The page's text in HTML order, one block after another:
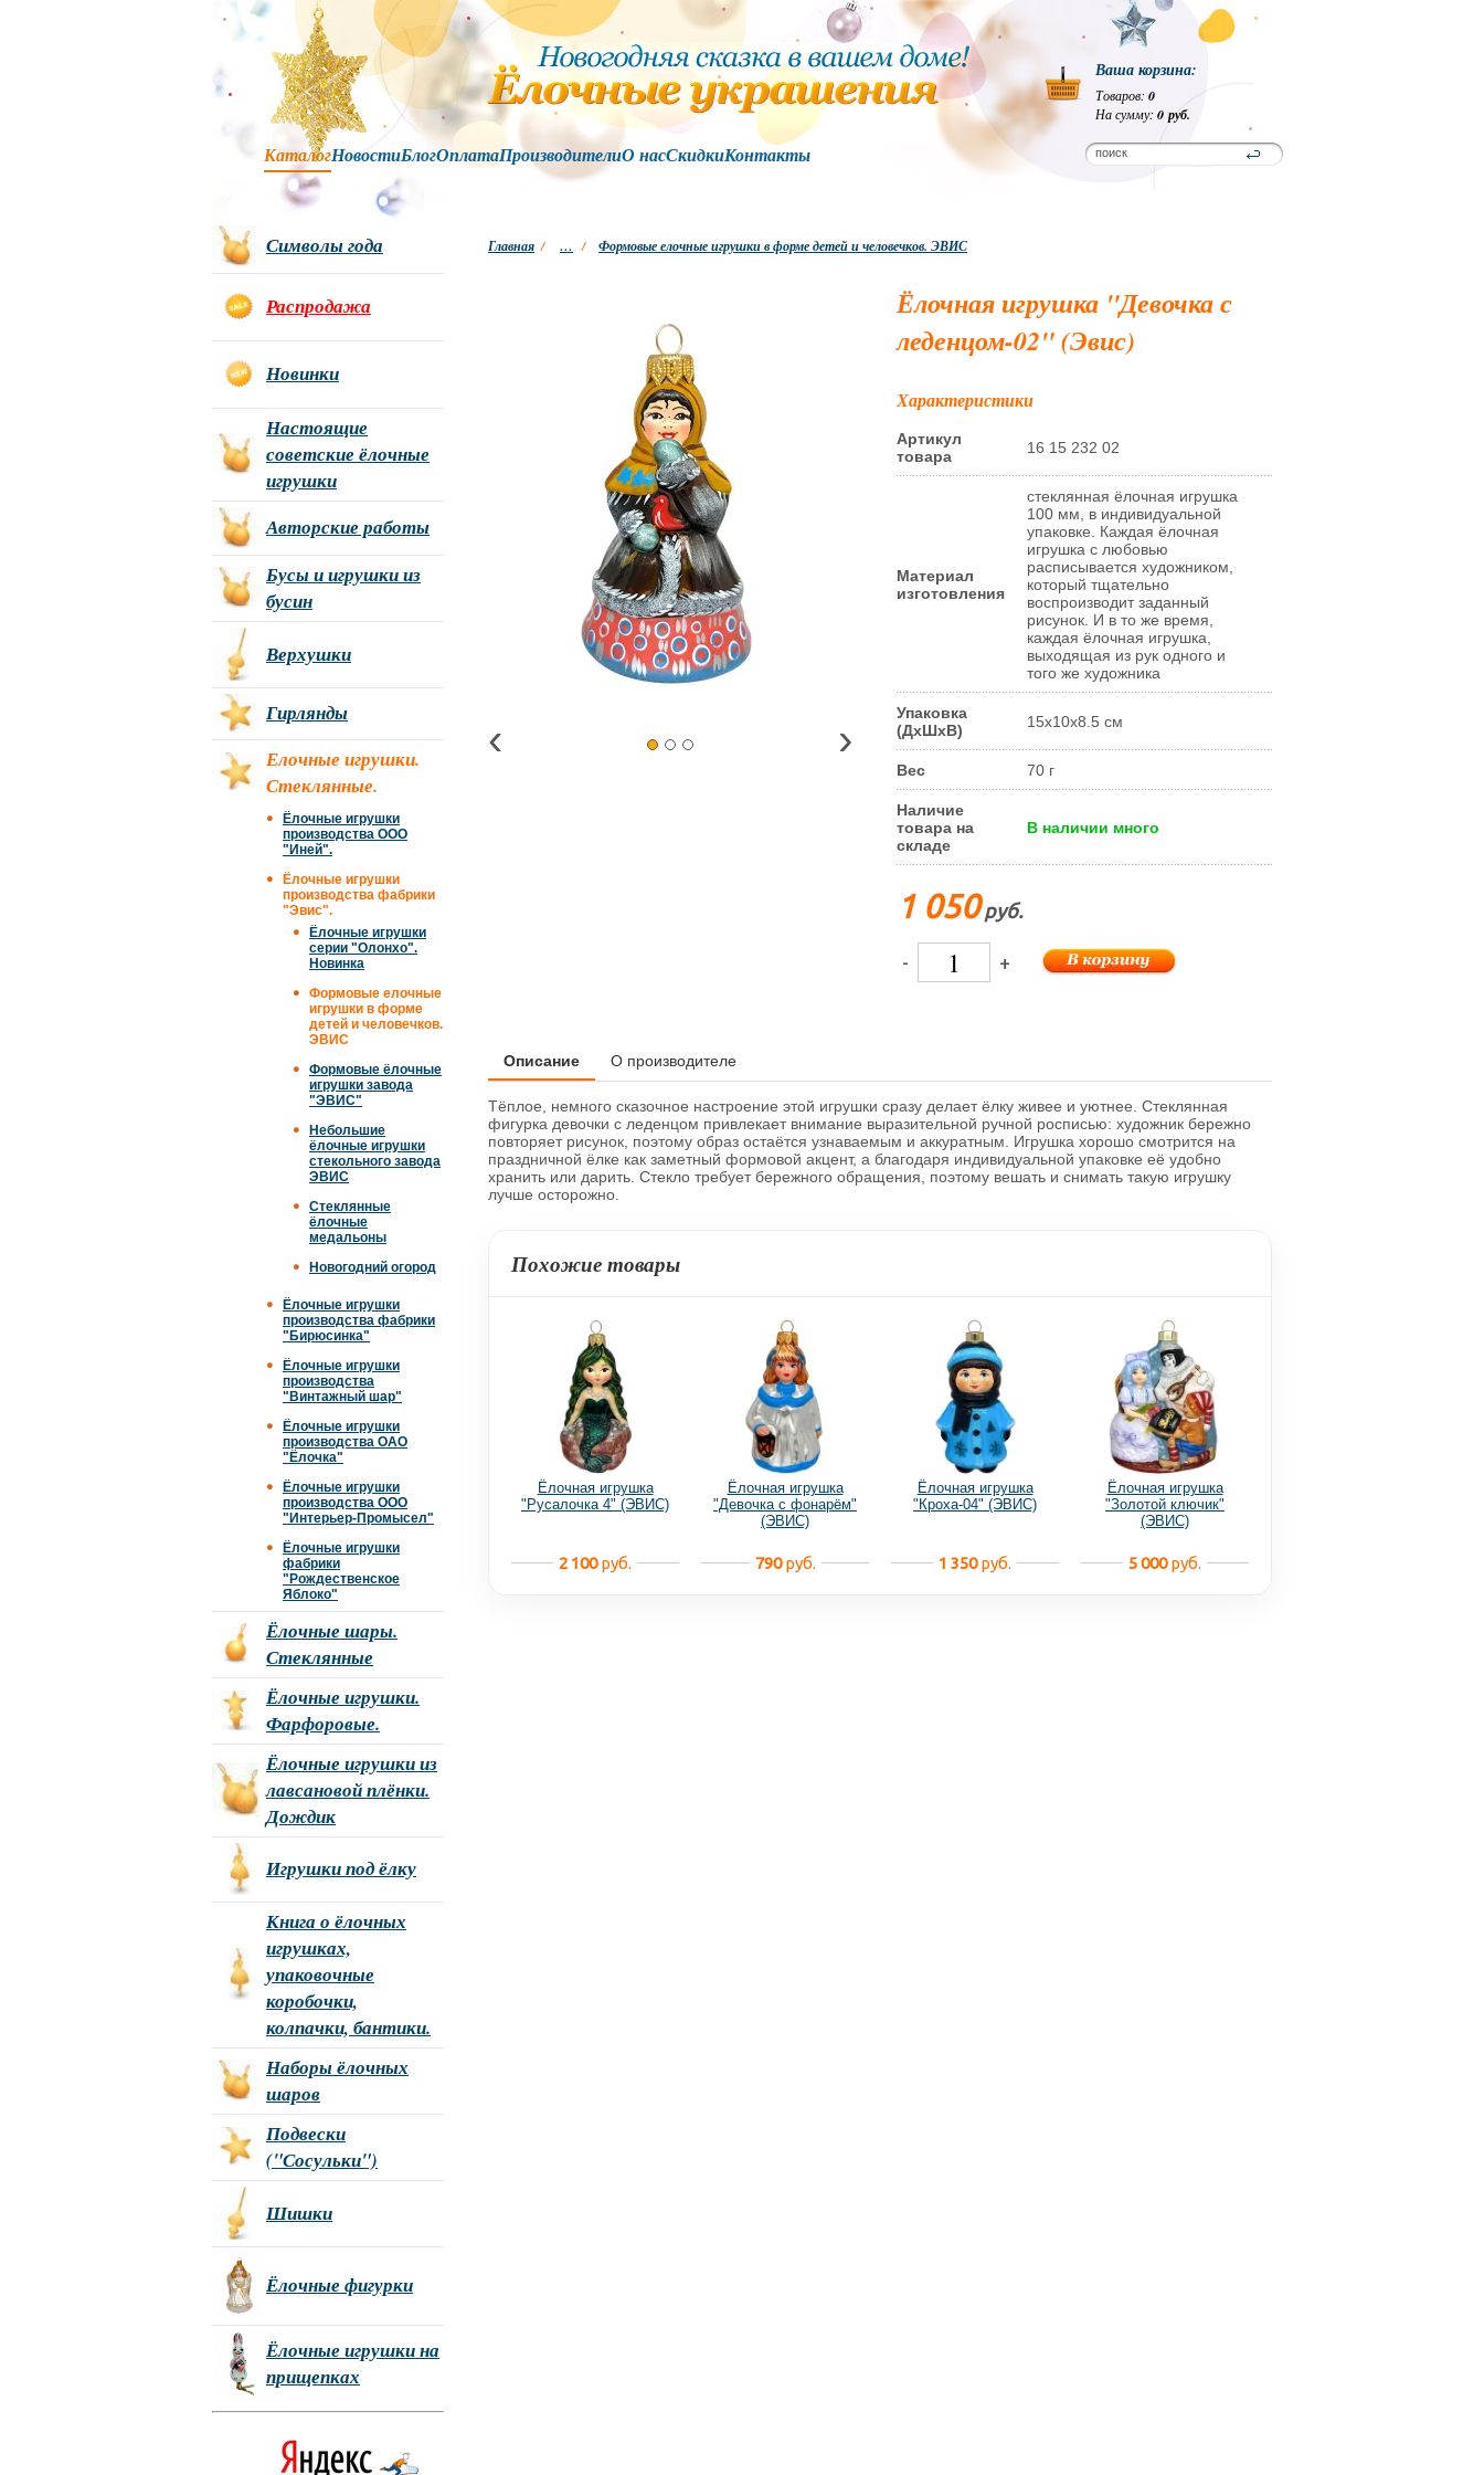
Ваша корзина:
Товаров: 0
На сумму: 0 руб.
КаталогНовостиБлогОплатаПроизводителиО насСкидкиКонтакты
Главная / … / Формовые елочные игрушки в форме детей и человечков. ЭВИС
‹ ›
Ёлочная игрушка "Девочка с
леденцом-02" (Эвис)
Характеристики
Артикул
товара
16 15 232 02
Материал
изготовления
стеклянная ёлочная игрушка
100 мм, в индивидуальной
упаковке. Каждая ёлочная
игрушка с любовью
расписывается художником,
который тщательно
воспроизводит заданный
рисунок. И в то же время,
каждая ёлочная игрушка,
выходящая из рук одного и
того же художника
Упаковка
(ДxШxВ)
15x10x8.5 см
Вес 70 г
Наличие
товара на
складе
В наличии много
1 050руб.
- +
Описание О производителе
Тёплое, немного сказочное настроение этой игрушки сразу делает ёлку живее и уютнее. Стеклянная
фигурка девочки с леденцом привлекает внимание выразительной ручной росписью: художник бережно
повторяет рисунок, поэтому образ остаётся узнаваемым и аккуратным. Игрушка хорошо смотрится на
праздничной ёлке как заметный формовой акцент, а благодаря индивидуальной упаковке её удобно
хранить или дарить. Стекло требует бережного обращения, поэтому вешать и снимать такую игрушку
лучше осторожно.
Похожие товары
Ёлочная игрушка
"Русалочка 4" (ЭВИС)
2 100руб.
Ёлочная игрушка
"Девочка с фонарём"
(ЭВИС)
790руб.
Ёлочная игрушка
"Кроха-04" (ЭВИС)
1 350руб.
Ёлочная игрушка
"Золотой ключик"
(ЭВИС)
5 000руб.
Символы года
Распродажа
Новинки
Настоящие
советские ёлочные
игрушки
Авторские работы
Бусы и игрушки из
бусин
Верхушки
Гирлянды
Елочные игрушки.
Стеклянные.
Ёлочные игрушки
производства ООО
"Иней".
Ёлочные игрушки
производства фабрики
"Эвис".
Ёлочные игрушки
серии "Олонхо".
Новинка
Формовые елочные
игрушки в форме
детей и человечков.
ЭВИС
Формовые ёлочные
игрушки завода
"ЭВИС"
Небольшие
ёлочные игрушки
стекольного завода
ЭВИС
Стеклянные
ёлочные
медальоны
Новогодний огород
Ёлочные игрушки
производства фабрики
"Бирюсинка"
Ёлочные игрушки
производства
"Винтажный шар"
Ёлочные игрушки
производства ОАО
"Ёлочка"
Ёлочные игрушки
производства ООО
"Интерьер-Промысел"
Ёлочные игрушки
фабрики
"Рождественское
Яблоко"
Ёлочные шары.
Стеклянные
Ёлочные игрушки.
Фарфоровые.
Ёлочные игрушки из
лавсановой плёнки.
Дождик
Игрушки под ёлку
Книга о ёлочных
игрушках,
упаковочные
коробочки,
колпачки, бантики.
Наборы ёлочных
шаров
Подвески
("Сосульки")
Шишки
Ёлочные фигурки
Ёлочные игрушки на
прищепках